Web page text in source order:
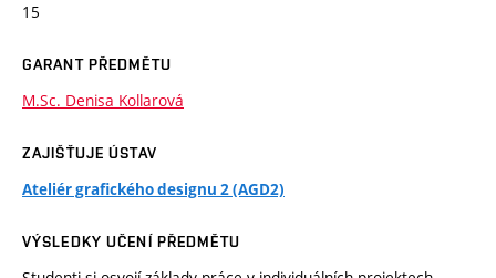
15
GARANT PŘEDMĚTU
M.Sc. Denisa Kollarová
ZAJIŠŤUJE ÚSTAV
Ateliér grafického designu 2 (AGD2)
VÝSLEDKY UČENÍ PŘEDMĚTU